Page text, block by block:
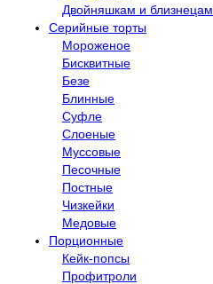
Двойняшкам и близнецам
Серийные торты
Мороженое
Бисквитные
Безе
Блинные
Суфле
Слоеные
Муссовые
Песочные
Постные
Чизкейки
Медовые
Порционные
Кейк-попсы
Профитроли